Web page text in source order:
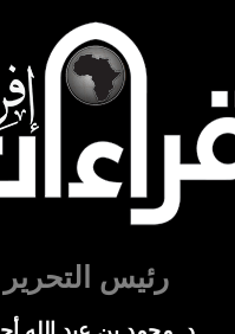
رئيس التحرير